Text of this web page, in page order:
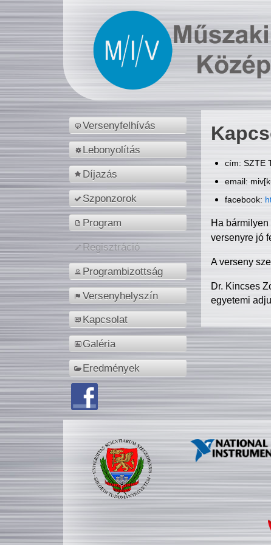
Versenyfelhívás
Lebonyolítás
Díjazás
Szponzorok
Program
Regisztráció
Programbizottság
Versenyhelyszín
Kapcsolat
Galéria
Eredmények
cím: SZTE
email:
facebook:
Ha
versenyre jó
A verseny
Dr. Kincses
egyetemi